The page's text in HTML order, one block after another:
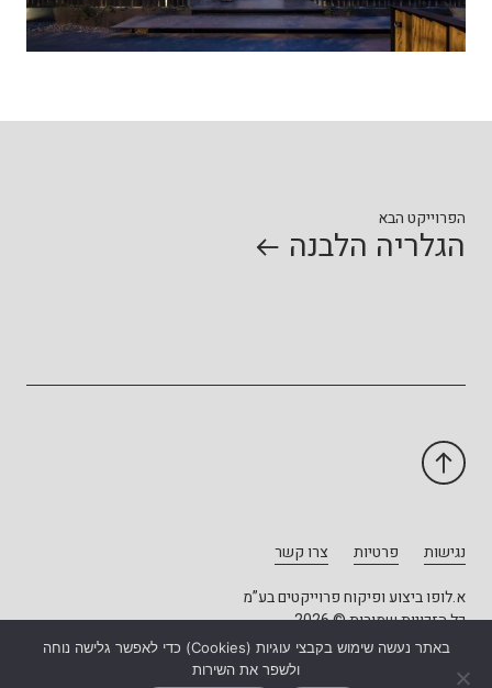
הפרוייקט הבא
הגלריה הלבנה
נגישות פרטיות
צרו קשר
א.לופו ביצוע ופיקוח פרוייקטים בע”מ
כל הזכויות שמורות © 2026
פיתוח: אטי הדר
באתר נעשה שימוש בקבצי עוגיות (Cookies) כדי לאפשר גלישה נוחה
ולשפר את השירות